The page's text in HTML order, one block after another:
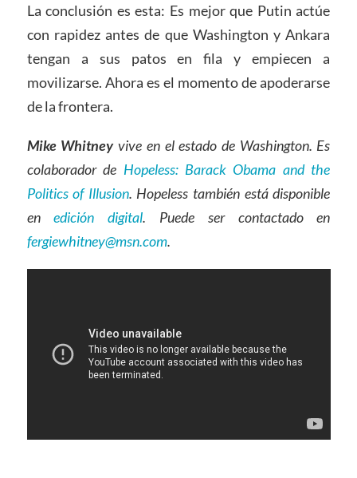
La conclusión es esta: Es mejor que Putin actúe
con rapidez antes de que Washington y Ankara
tengan a sus patos en fila y empiecen a
movilizarse. Ahora es el momento de apoderarse
de la frontera.
Mike Whitneyvive en el estado de Washington. Es
colaborador de Hopeless: Barack Obama and the
Politics of Illusion. Hopeless también está disponible
enedición digital. Puede ser contactado en
fergiewhitney@msn.com.